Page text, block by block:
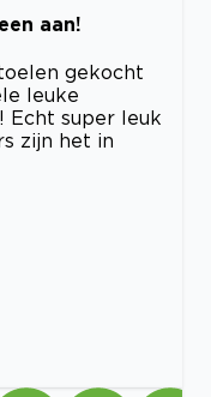
aan!
gekocht
leuke
Echt super leuk
zijn het in